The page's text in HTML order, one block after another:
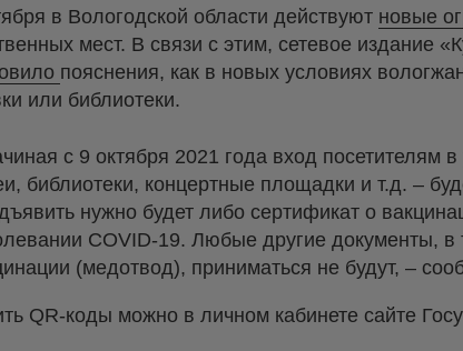
в Вологодской области действуют новые
мест. В связи с этим, сетевое издание
пояснения, как в новых условиях
или библиотеки.
с 9 октября 2021 года вход посетителям
библиотеки, концертные площадки и т.д. –
нужно будет либо сертификат о
COVID-19. Любые другие документы, в
(медотвод), приниматься не будут, –
QR-коды можно в личном кабинете сайте